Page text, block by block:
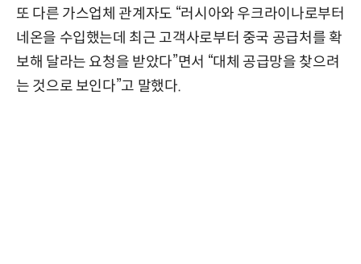
또 다른 가스업체 관계자도 “러시아와 우크라이나로부터
네온을 수입했는데 최근 고객사로부터 중국 공급처를 확
보해 달라는 요청을 받았다”면서 “대체 공급망을 찾으려
는 것으로 보인다”고 말했다.